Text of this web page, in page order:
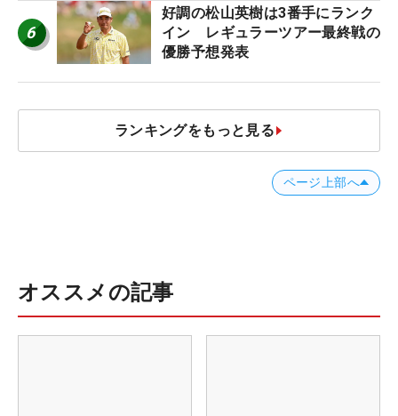
6
好調の松山英樹は3番手にランク
イン レギュラーツアー最終戦の
優勝予想発表
ランキングをもっと見る
ページ上部へ
オススメの記事